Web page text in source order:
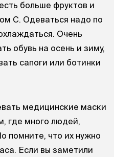
больше фруктов и
С. Одеваться надо по
Очень
обувь на осень и зиму,
сапоги или ботинки
медицинские маски
где много людей,
помните, что их нужно
Если вы заметили